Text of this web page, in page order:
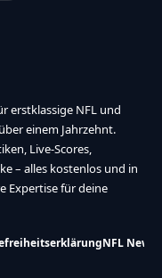
erstklassige NFL und
einem Jahrzehnt.
Live-Scores,
– alles kostenlos und in
Expertise für deine
NFL News